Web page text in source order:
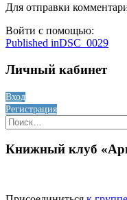
Для отправки
Войти с помощью:
Навигация
по
Published inDSC_0029
Личный кабинет
Вход
Регистрация
Найти:
Книжный клуб